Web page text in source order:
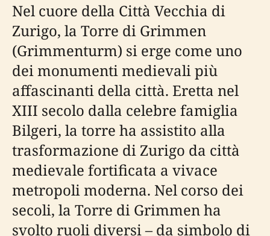
Nel cuore della Città Vecchia di
Zurigo, la Torre di Grimmen
(Grimmenturm) si erge come uno
dei monumenti medievali più
affascinanti della città. Eretta nel
XIII secolo dalla celebre famiglia
Bilgeri, la torre ha assistito alla
trasformazione di Zurigo da città
medievale fortificata a vivace
metropoli moderna. Nel corso dei
secoli, la Torre di Grimmen ha
svolto ruoli diversi – da simbolo di